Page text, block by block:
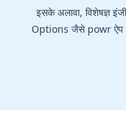
इसके अलावा, विशेषज्ञ
Options जैसे powr ऐप